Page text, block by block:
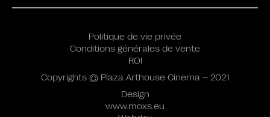
Design
www.moxs.eu
Politique de vie privée
Conditions générales de vente
ROI
Copyrights © Plaza Arthouse Cinema – 2021